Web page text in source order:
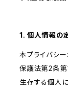
1. 個人情報の
本プライバシ
保護法第2条第
生存する個人